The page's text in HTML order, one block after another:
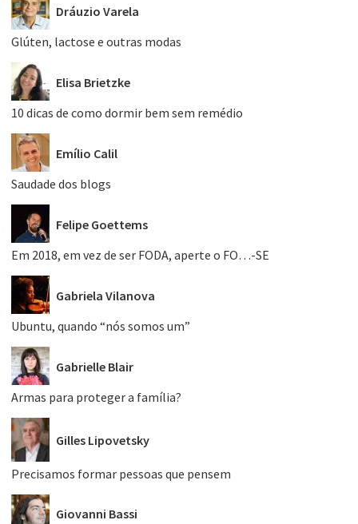
Dráuzio Varela
Glúten, lactose e outras modas
Elisa Brietzke
10 dicas de como dormir bem sem remédio
Emílio Calil
Saudade dos blogs
Felipe Goettems
Em 2018, em vez de ser FODA, aperte o FO…-SE
Gabriela Vilanova
Ubuntu, quando “nós somos um”
Gabrielle Blair
Armas para proteger a família?
Gilles Lipovetsky
Precisamos formar pessoas que pensem
Giovanni Bassi